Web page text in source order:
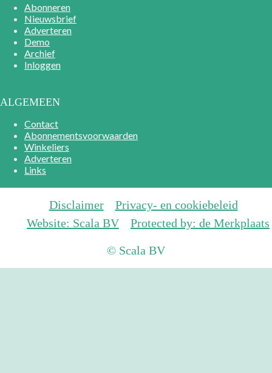
Abonneren
Nieuwsbrief
Adverteren
Demo
Archief
Inloggen
ALGEMEEN
Contact
Abonnementsvoorwaarden
Winkeliers
Adverteren
Links
Disclaimer
Privacy- en cookiebeleid
Website: Scala BV
Protected by: de Merkplaats
© Scala BV